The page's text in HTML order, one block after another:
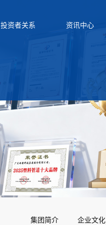
投资者关系 资讯中心
集团简介 企业文化